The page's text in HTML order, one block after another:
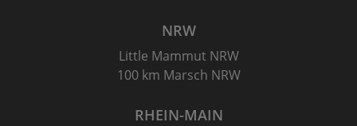
NRW
Little Mammut NRW
100 km Marsch NRW
RHEIN-MAIN